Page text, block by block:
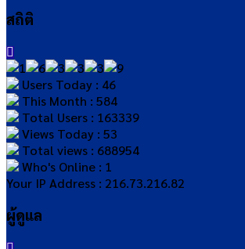
สถิติ
Users Today : 46
This Month : 584
Total Users : 163339
Views Today : 53
Total views : 688954
Who's Online : 1
Your IP Address : 216.73.216.82
ผู้ดูแล